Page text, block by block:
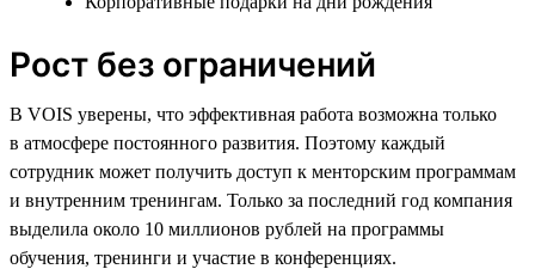
Рост без ограничений
В VOIS уверены, что эффективная работа возможна только
в атмосфере постоянного развития. Поэтому каждый
сотрудник может получить доступ к менторским программам
и внутренним тренингам. Только за последний год компания
выделила около 10 миллионов рублей на программы
обучения, тренинги и участие в конференциях.